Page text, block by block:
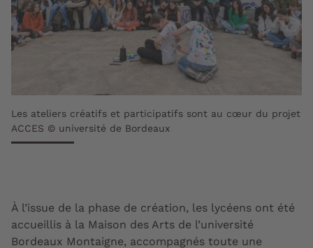
Les ateliers créatifs et participatifs sont au cœur du projet
ACCES © université de Bordeaux
À l’issue de la phase de création, les lycéens ont été
accueillis à la Maison des Arts de l’université
Bordeaux Montaigne, accompagnés toute une